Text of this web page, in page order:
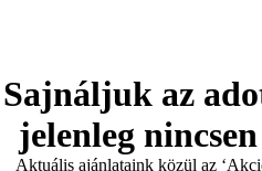
Sajnáljuk az
jelenleg
Aktuális ajánlataink közül az